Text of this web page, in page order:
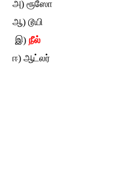
அ) ரூஸோ
ஆ) டூயி
இ) நீல்
ஈ) ஆட்லர்